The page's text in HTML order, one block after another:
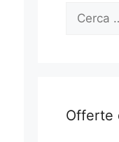
Ricerca
Offerte